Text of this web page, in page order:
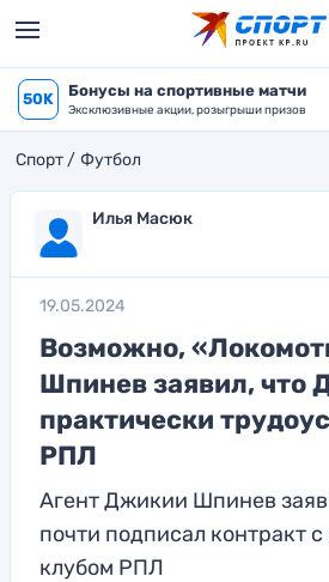
50K Бонусы на спортивные матчи
Эксклюзивные акции, розыгрыши призов
Спорт Футбол
Илья Масюк
19.05.2024
Возможно,
Шпинев заявил, что
практически
РПЛ
Агент Джикии Шпинев
почти подписал контракт
клубом РПЛ